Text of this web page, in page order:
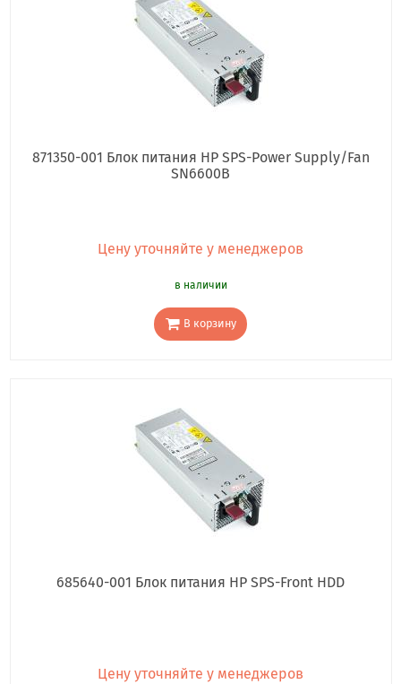
871350-001 Блок питания HP SPS-Power Supply/Fan
SN6600B
Цену уточняйте у менеджеров
в наличии
В корзину
685640-001 Блок питания HP SPS-Front HDD
Цену уточняйте у менеджеров